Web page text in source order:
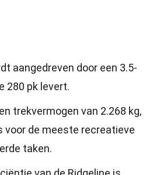
aangedreven door een 3.5-
280 pk levert.
trekvermogen van 2.268 kg,
voor de meeste recreatieve
taken.